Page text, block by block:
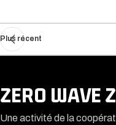
Plus récent
ZERO WAVE
Une activité de la